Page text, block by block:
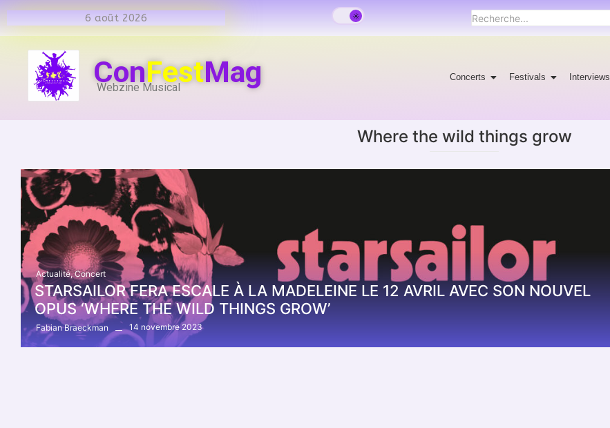
6 août 2026
ConFestMag
Webzine Musical
Concerts Festivals Interviews
Where the wild things grow
Actualité, Concert
STARSAILOR FERA ESCALE À LA MADELEINE LE 12 AVRIL AVEC SON NOUVEL
OPUS ‘WHERE THE WILD THINGS GROW’
Fabian Braeckman 14 novembre 2023